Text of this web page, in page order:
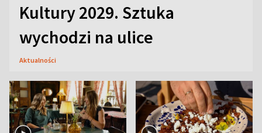
Kultury 2029. Sztuka
wychodzi na ulice
Aktualności